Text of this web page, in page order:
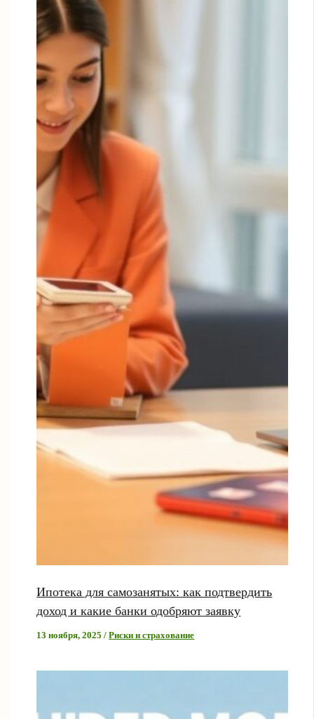
Ипотека для самозанятых: как подтвердить
доход и какие банки одобряют заявку
13 ноября, 2025/Риски и страхование